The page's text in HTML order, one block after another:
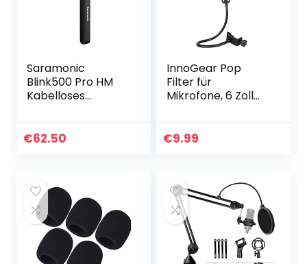
Saramonic
Blink500 Pro HM
Kabelloses
Halter, Ständer für
€62.50
InnoGear Pop
Filter für
Mikrofone, 6 Zoll
Filter mit Stand
€9.99